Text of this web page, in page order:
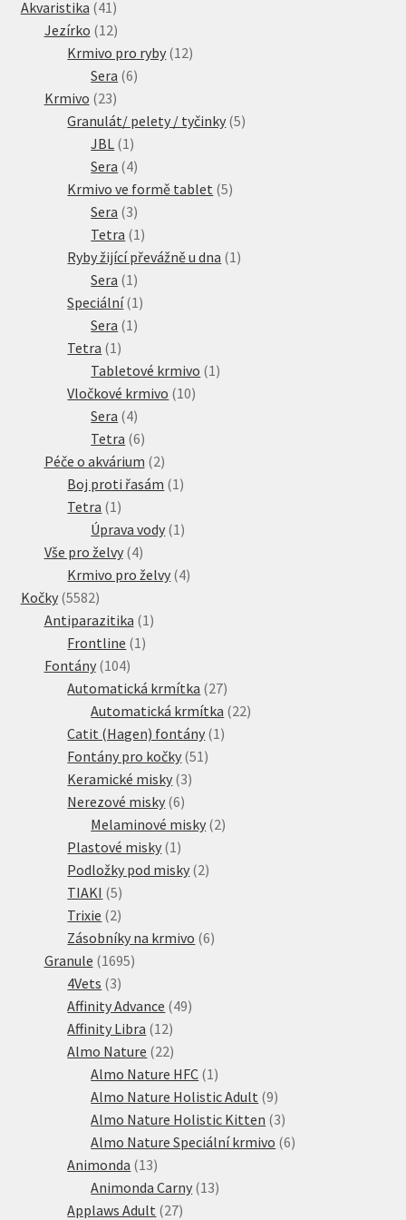
Veterinární dieta pro psy
Vodítka a obojky
Wolf of Wilderness
Akvaristika 41 41
produktů
Jezírko 1212
produktů
Krmivo pro ryby 1212
Sera 66
Krmivo 2323
produktů
Granulát/ pelety / tyčinky 55
JBL 1 1
produkt
Sera 44
produkty
Krmivo ve formě tablet 55
Sera 33
produkty
Tetra 1 1
produkt
Ryby žijící převážně u dna 1 1
Sera 1 1
produkt
Speciální 1 1
Sera 1 1
Tetra 1 1
produkt
Tabletové krmivo 1 1
Vločkové krmivo 1010
Sera 44
produkty
Tetra 66
produktů
Péče o akvárium 22
produkty
Boj proti řasám 1 1
Tetra 1 1
produkt
Úprava vody 1 1
Vše pro želvy 44
produkty
Krmivo pro želvy 44
Kočky 55825582
produktů
Antiparazitika 1 1
Frontline 1 1
Fontány 104104
produktů
Automatická krmítka 2727
produktů
Automatická krmítka 2222
Catit (Hagen) fontány 1 1
Fontány pro kočky 51 51
Keramické misky 33
Nerezové misky 66
produktů
Melaminové misky 22
Plastové misky 1 1
produkt
Podložky pod misky 22
TIAKI 55
produktů
Trixie 22
produkty
Zásobníky na krmivo 66
Granule 16951695
4Vets 33
produkty
Affinity Advance 4949
Affinity Libra 1212
produktů
Almo Nature 2222
produktů
Almo Nature HFC 1 1
produkt
Almo Nature Holistic Adult 99
produktů
Almo Nature Holistic Kitten 33
produkty
Almo Nature Speciální krmivo 66
Animonda 1313
produktů
Animonda Carny 1313
Applaws Adult 2727